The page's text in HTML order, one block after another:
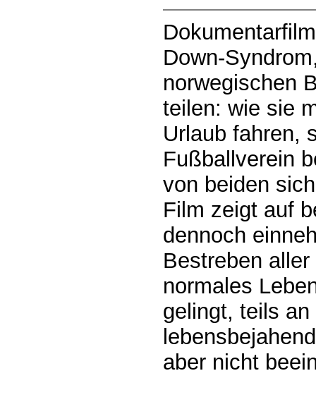
Down-
norwegischen
teilen: wie sie
Urlaub fahren,
Fußballverein
von beiden
Film zeigt auf
dennoch
Bestreben
normales
gelingt, teils
aber nicht